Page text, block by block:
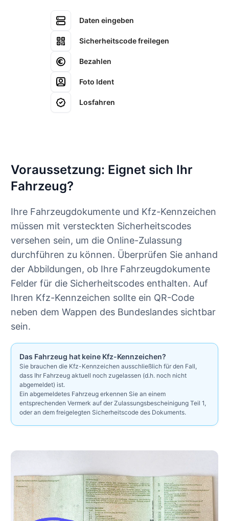
Daten eingeben
Sicherheitscode freilegen
Bezahlen
Foto Ident
Losfahren
Voraussetzung: Eignet sich Ihr
Fahrzeug?
Ihre Fahrzeugdokumente und Kfz-Kennzeichen
müssen mit versteckten Sicherheitscodes
versehen sein, um die Online-Zulassung
durchführen zu können. Überprüfen Sie anhand
der Abbildungen, ob Ihre Fahrzeugdokumente
Felder für die Sicherheitscodes enthalten. Auf
Ihren Kfz-Kennzeichen sollte ein QR-Code
neben dem Wappen des Bundeslandes sichtbar
sein.
Das Fahrzeug hat keine Kfz-Kennzeichen?
Sie brauchen die Kfz-Kennzeichen ausschließlich für den Fall,
dass Ihr Fahrzeug aktuell noch zugelassen (d.h. noch nicht
abgemeldet) ist.
Ein abgemeldetes Fahrzeug erkennen Sie an einem
entsprechenden Vermerk auf der Zulassungsbescheinigung Teil 1,
oder an dem freigelegten Sicherheitscode des Dokuments.